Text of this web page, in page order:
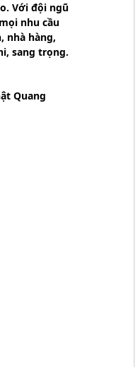
Với đội ngũ
nhu cầu
nhà hàng,
sang trọng.
Quang